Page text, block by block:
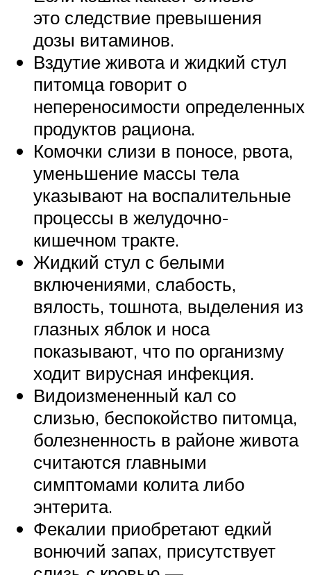
это следствие превышения
дозы витаминов.
Вздутие живота и жидкий стул
питомца говорит о
непереносимости определенных
продуктов рациона.
Комочки слизи в поносе, рвота,
уменьшение массы тела
указывают на воспалительные
процессы в желудочно-
кишечном тракте.
Жидкий стул с белыми
включениями, слабость,
вялость, тошнота, выделения из
глазных яблок и носа
показывают, что по организму
ходит вирусная инфекция.
Видоизмененный кал со
слизью, беспокойство питомца,
болезненность в районе живота
считаются главными
симптомами колита либо
энтерита.
Фекалии приобретают едкий
вонючий запах, присутствует